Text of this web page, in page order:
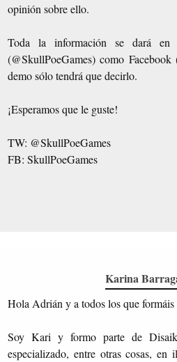
opinión sobre ello.
Toda la información se dará en
(@SkullPoeGames) como
demo sólo tendrá que decirlo.
¡Esperamos que le guste!
TW: @SkullPoeGames
FB: SkullPoeGames
Karina
Hola Adrián y a todos los que
Soy Kari y formo parte de
especializado, entre otras cosas,